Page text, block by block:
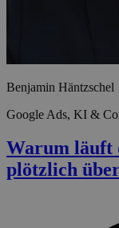
Benjamin Häntzschel
Google Ads, KI &
Warum läuft
plötzlich